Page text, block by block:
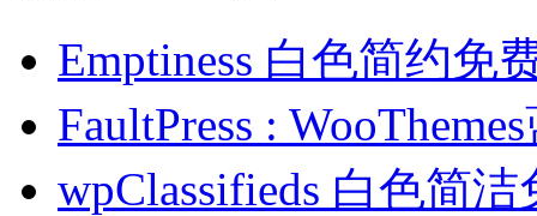
Emptiness 白色简约免
FaultPress :
wpClassifieds 白色简